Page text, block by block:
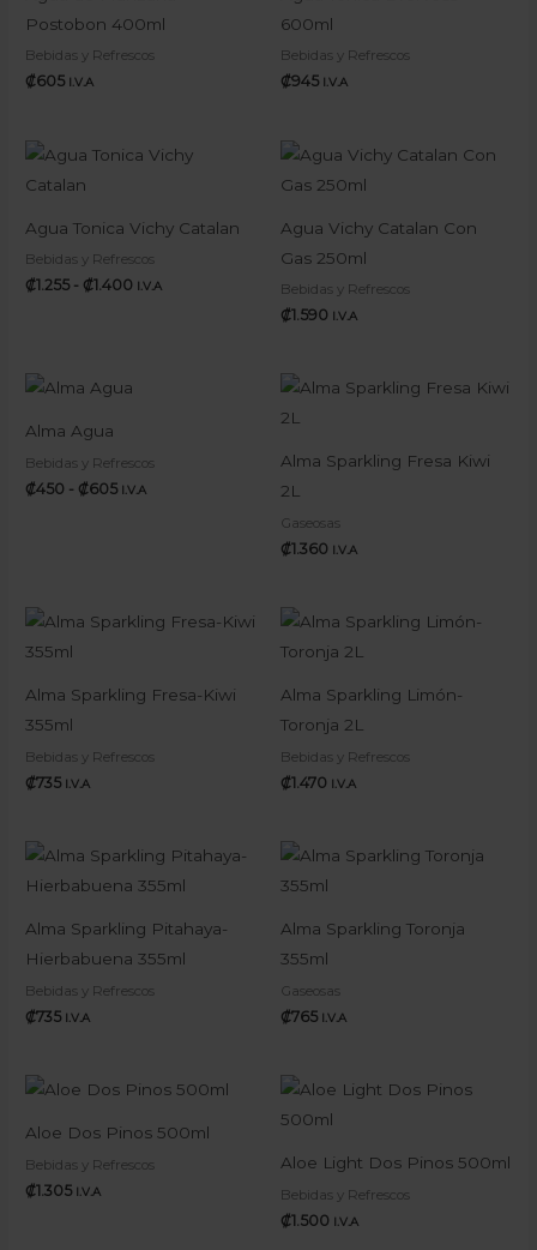
Postobon 400ml
Bebidas y Refrescos
₡605 I.V.A
600ml
Bebidas y Refrescos
₡945 I.V.A
Agua Tonica Vichy Catalan
Bebidas y Refrescos
₡1.255 - ₡1.400
Rango
de
₡1.255
hasta
₡1.400
I.V.A
Agua Vichy Catalan Con
Gas 250ml
Bebidas y Refrescos
₡1.590 I.V.A
Alma Agua
Bebidas y Refrescos
₡450 - ₡605
Rango
₡450
₡605
I.V.A
Alma Sparkling Fresa Kiwi
2L
Gaseosas
₡1.360 I.V.A
Alma Sparkling Fresa-Kiwi
355ml
Bebidas y Refrescos
₡735 I.V.A
Alma Sparkling Limón-
Toronja 2L
Bebidas y Refrescos
₡1.470 I.V.A
Alma Sparkling Pitahaya-
Hierbabuena 355ml
Bebidas y Refrescos
₡735 I.V.A
Alma Sparkling Toronja
355ml
Gaseosas
₡765 I.V.A
Aloe Dos Pinos 500ml
Bebidas y Refrescos
₡1.305 I.V.A
Aloe Light Dos Pinos 500ml
Bebidas y Refrescos
₡1.500 I.V.A